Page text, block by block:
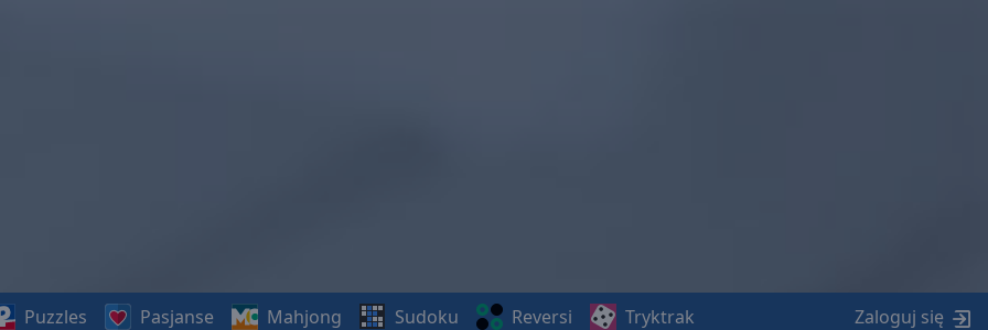
Puzzles Pasjanse Mahjong Sudoku Reversi Tryktrak Zaloguj się